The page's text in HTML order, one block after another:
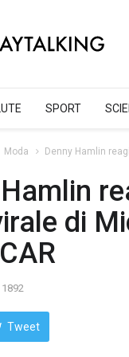
SPORT
Moda Denny Hamlin
di
1892
Tweet